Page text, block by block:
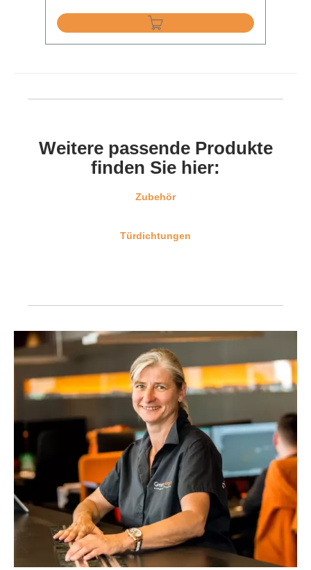
Weitere passende Produkte
finden Sie hier:
Zubehör
Türdichtungen